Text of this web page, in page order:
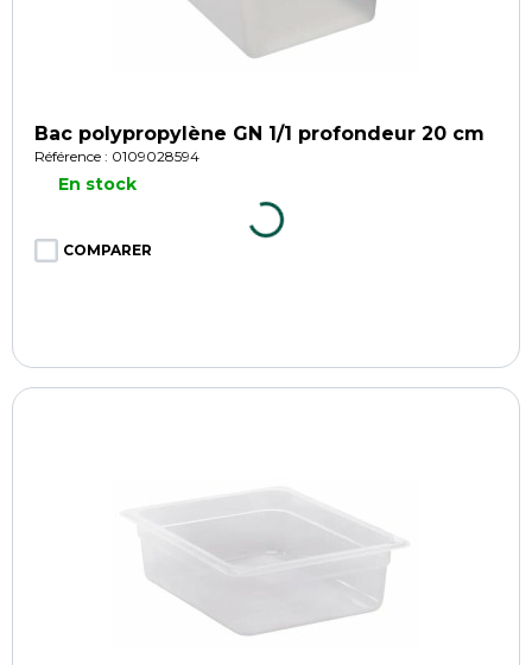
Bac polypropylène GN 1/1 profondeur 20 cm
Référence : 0109028594
En stock
COMPARER